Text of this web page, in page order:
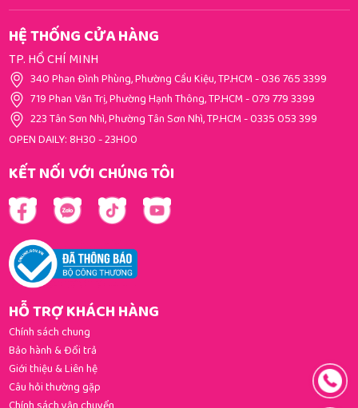
HỆ THỐNG CỬA HÀNG
TP. HỒ CHÍ MINH
340 Phan Đình Phùng, Phường Cầu Kiệu, TP.HCM-036 765 3399
719 Phan Văn Trị, Phường Hạnh Thông, TP.HCM-079 779 3399
223 Tân Sơn Nhì, Phường Tân Sơn Nhì, TP.HCM-0335 053 399
OPEN DAILY: 8H30 - 23H00
KẾT NỐI VỚI CHÚNG TÔI
HỖ TRỢ KHÁCH HÀNG
Chính sách chung
Bảo hành & Đổi trả
Giới thiệu & Liên hệ
Câu hỏi thường gặp